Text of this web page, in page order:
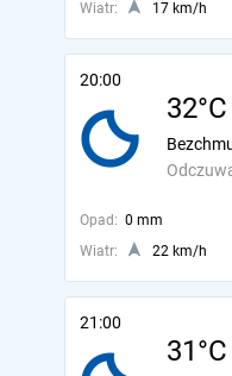
Wiatr:
17 km/h
20:00
32°C
Opad: 0 mm
Wiatr:
22 km/h
21:00
31°C